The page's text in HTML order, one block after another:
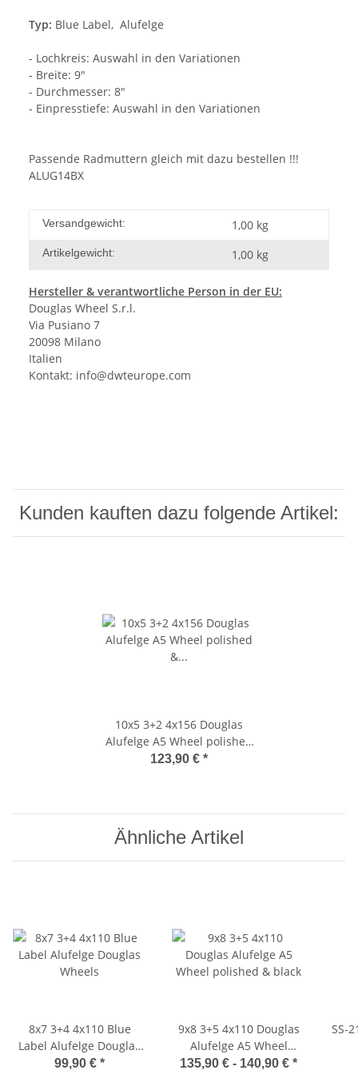
Typ: Blue Label, Alufelge
- Lochkreis: Auswahl in den Variationen
- Breite: 9"
- Durchmesser: 8"
- Einpresstiefe: Auswahl in den Variationen
Passende Radmuttern gleich mit dazu bestellen !!!
ALUG14BX
Versandgewicht: 1,00 kg
Artikelgewicht: 1,00 kg
Hersteller & verantwortliche Person in der EU:
Douglas Wheel S.r.l.
Via Pusiano 7
20098 Milano
Italien
Kontakt: info@dwteurope.com
Kunden kauften dazu folgende Artikel:
10x5 3+2 4x156 Douglas
Alufelge A5 Wheel polished
& black
123,90 € *
Ähnliche Artikel
8x7 3+4 4x110 Blue
Label Alufelge Douglas
Wheels
99,90 € *
9x8 3+5 4x110 Douglas
Alufelge A5 Wheel
polished & black
135,90 € - 140,90 € *
SS-